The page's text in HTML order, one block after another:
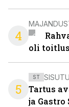
4
oli
5
ST
Tartus
ja Gastro